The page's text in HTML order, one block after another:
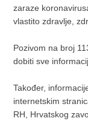
zaraze
vlastito zdravlje,
Pozivom na broj
dobiti sve
Također,
internetskim
RH, Hrvatskog